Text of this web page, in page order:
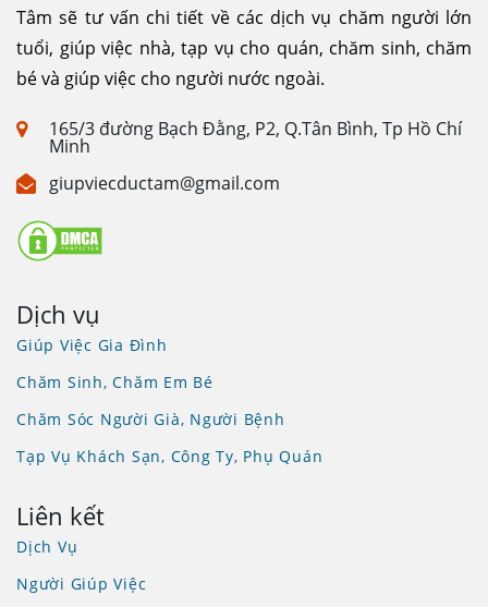
Tâm sẽ tư vấn chi tiết về các dịch vụ chăm người lớn
tuổi, giúp việc nhà, tạp vụ cho quán, chăm sinh, chăm
bé và giúp việc cho người nước ngoài.
165/3 đường Bạch Đằng, P2, Q.Tân Bình, Tp Hồ Chí
Minh
giupviecductam@gmail.com
Dịch vụ
Giúp Việc Gia Đình
Chăm Sinh, Chăm Em Bé
Chăm Sóc Người Già, Người Bệnh
Tạp Vụ Khách Sạn, Công Ty, Phụ Quán
Liên kết
Dịch Vụ
Người Giúp Việc